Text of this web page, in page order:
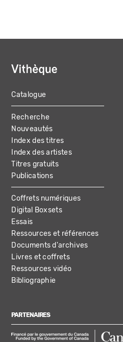
MAIN
NAVIGATION
Catalogue
Recherche
Nouveautés
Index des titres
Index des artistes
Titres gratuits
Publications
Coffrets numériques
Digital Boxsets
Essais
Ressources et références
Documents d'archives
Livres et coffrets
Ressources vidéo
Bibliographie
PARTENAIRES